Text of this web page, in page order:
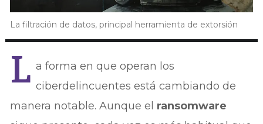
La filtración de datos, principal herramienta de extorsión
L a forma en que operan los
ciberdelincuentes está cambiando de
manera notable. Aunque el ransomware